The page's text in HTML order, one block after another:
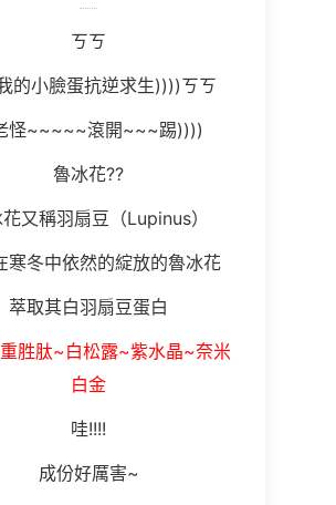
ㄎㄎ
的小臉蛋抗逆求生))))ㄎㄎ
怪~~~~~滾開~~~踢))))
魯冰花??
又稱羽扇豆（Lupinus）
寒冬中依然的綻放的魯冰花
萃取其白羽扇豆蛋白
胜肽~白松露~紫水晶~奈米
白金
哇!!!!
成份好厲害~